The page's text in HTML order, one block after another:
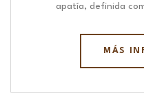
apatía, definida
MÁS